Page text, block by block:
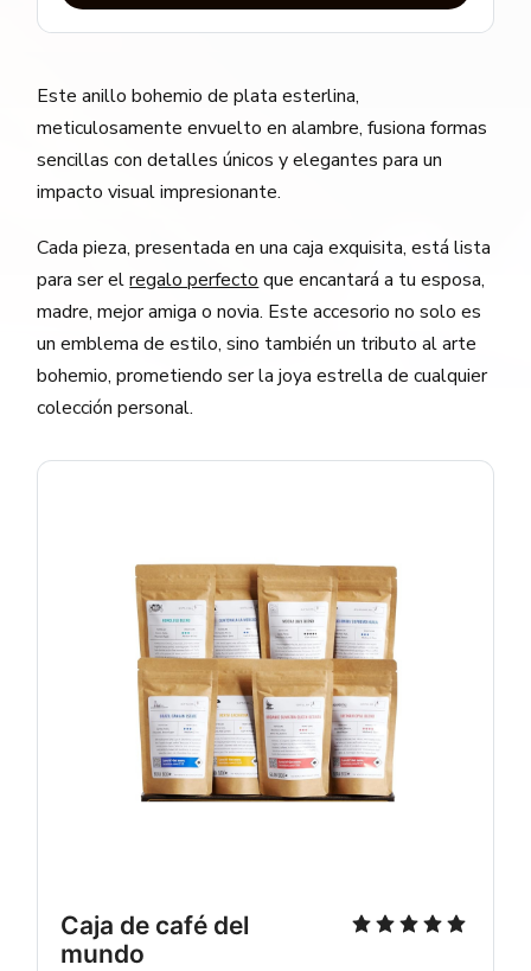
Este anillo bohemio de plata esterlina,
meticulosamente envuelto en alambre, fusiona formas
sencillas con detalles únicos y elegantes para un
impacto visual impresionante.
Cada pieza, presentada en una caja exquisita, está lista
para ser elregalo perfecto que encantará a tu esposa,
madre, mejor amiga o novia. Este accesorio no solo es
un emblema de estilo, sino también un tributo al arte
bohemio, prometiendo ser la joya estrella de cualquier
colección personal.
Caja de café del
mundo